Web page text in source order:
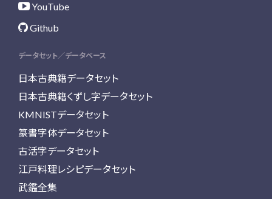
YouTube
Github
データセット／データベース
日本古典籍データセット
日本古典籍くずし字データセット
KMNISTデータセット
篆書字体データセット
古活字データセット
江戸料理レシピデータセット
武鑑全集